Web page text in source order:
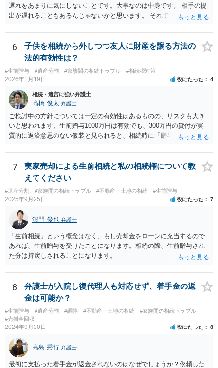
遅れをあまりに気にしないことです。大事なのは中身です。 相手の提
出が遅れることもあるんじゃないかと思います。 それでもあなた有利
6
子供を相続から外しつつ友人に財産を譲る方法の
法的有効性は？
#生前贈与 #遺産分割 #家族間の相続トラブル #相続税対策
2026年1月19日 役にたった 4
相続・遺言に強い弁護士
髙橋 俊太 弁護士
ご検討中の方針については一定の有効性はあるものの、リスクも大き
いと思われます。生前贈与1000万円は有効でも、300万円の貸付が実
質的に返済意思のない仮装と見られると、相続時に「贈与」と評価さ
法として考えられるものとしては、 ①信託（家族信託・目的信託） 財
産を信託口に移し、受託者（信頼できる友人や専門職）に管理させ、
・生存中はあなたの生活費・介護費に優先充当 ・残余を友人や慈善団
体へ と使途を厳格に指定。相続ではなく信託帰属になるため、子の関
与を大きく排除できます。 ②遺言＋生命保険の組合せ 生活資金は手元
に残し、余剰資金で受取人を友人・団体にした保険を活用。保険金は
相続財産とは別枠で、遺留分対策にも有効と思われます。 ③負担付死
因贈与 「介護・見守り等を条件に、死亡時に財産を渡す」契約。条件
不履行なら無効にでき、老後の安心を担保できます。 ④ 寄附予約＋解
除条件 慈善団体への寄附を予約しつつ、資金不足時は解除できる条項
を設定。 などがあり得るかと思われます。
7
実家売却による生前相続と私の相続権について教
えてください
#遺産分割 #家族間の相続トラブル #不動産・土地の相続 #生前贈与
2025年9月25日 役にたった 7
濵門 俊也 弁護士
「生前相続」という概念はなく、もし売却金をローンに充当するので
あれば、生前贈与を受けたことになります。相続の際、生前贈与され
た分は持戻しされることになります。
8
弁護士が入院し復代理人も対応せず、着手金の返
金は可能か？
#生前贈与 #遺産分割 #調停 #不動産・土地の相続
#家族間の相続トラブル
#売掛金回収
2024年9月30日 役にたった 8
高島 秀行 弁護士
最初に支払った着手金が返金されないのはなぜでしょうか？依頼した